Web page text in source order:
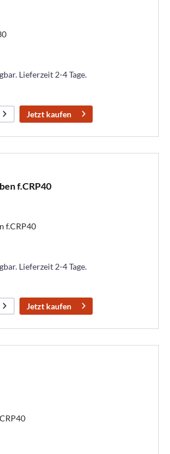
Lieferzeit 2-4 Tage.
Jetzt kaufen
f.CRP40
f.CRP40
Lieferzeit 2-4 Tage.
Jetzt kaufen